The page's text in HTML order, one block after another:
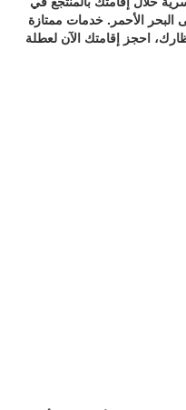
الأحمر. خدمات ممتازة
احجز إقامتك الآن لعطلة